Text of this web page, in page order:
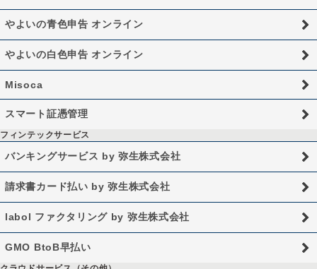
やよいの青色申告 オンライン
やよいの白色申告 オンライン
Misoca
スマート証憑管理
フィンテックサービス
バンキングサービス by 弥生株式会社
請求書カード払い by 弥生株式会社
labol ファクタリング by 弥生株式会社
GMO BtoB早払い